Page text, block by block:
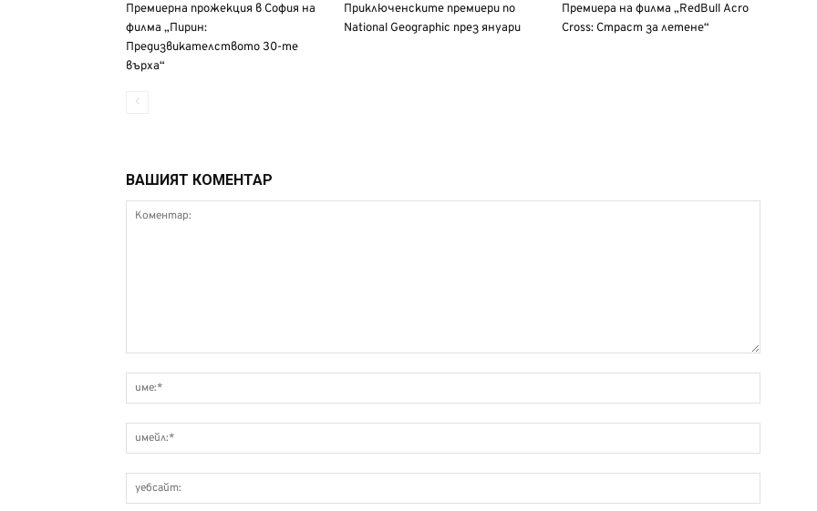
Премиерна прожекция в София на
филма „Пирин:
Предизвикателството 30-те
върха“
Приключенските премиери по
National Geographic през януари
Премиера на филма „RedBull Acro
Cross: Страст за летене“
ВАШИЯТ КОМЕНТАР